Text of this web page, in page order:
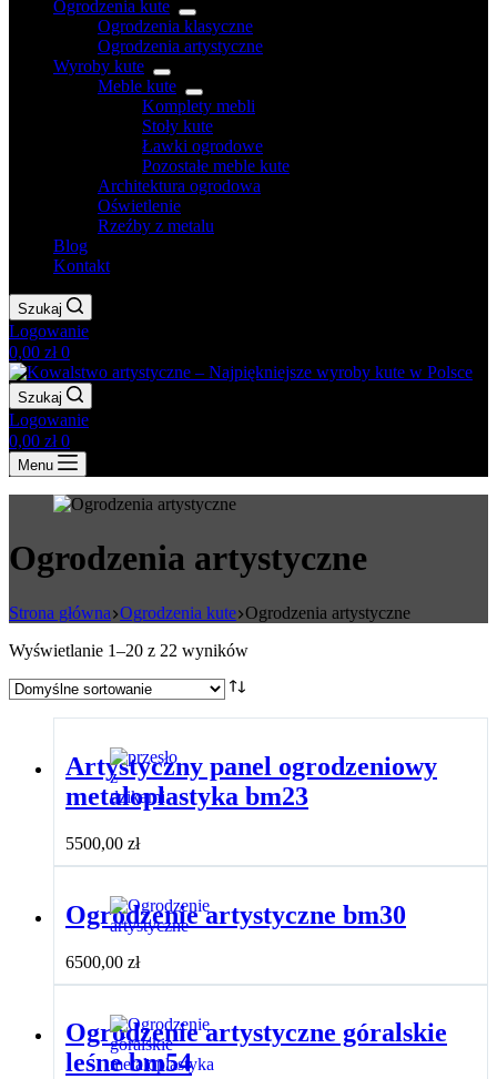
Ogrodzenia kute
Ogrodzenia klasyczne
Ogrodzenia artystyczne
Wyroby kute
Meble kute
Komplety mebli
Stoły kute
Ławki ogrodowe
Pozostałe meble kute
Architektura ogrodowa
Oświetlenie
Rzeźby z metalu
Blog
Kontakt
Szukaj
Logowanie
Koszyk
0,00 zł 0
Szukaj
Logowanie
Koszyk
0,00 zł 0
Menu
Ogrodzenia artystyczne
Strona główna Ogrodzenia kute Ogrodzenia artystyczne
Wyświetlanie 1–20 z 22 wyników
Artystyczny panel ogrodzeniowy
metaloplastyka bm23
5500,00 zł
Ogrodzenie artystyczne bm30
6500,00 zł
Ogrodzenie artystyczne góralskie
leśne bm54